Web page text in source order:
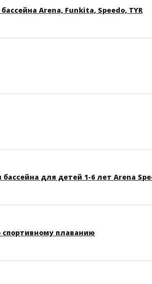
Arena, Funkita, Speedo, TYR
для детей 1-6 лет Arena
плаванию